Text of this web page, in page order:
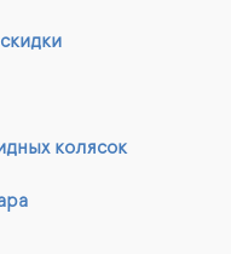
колясок